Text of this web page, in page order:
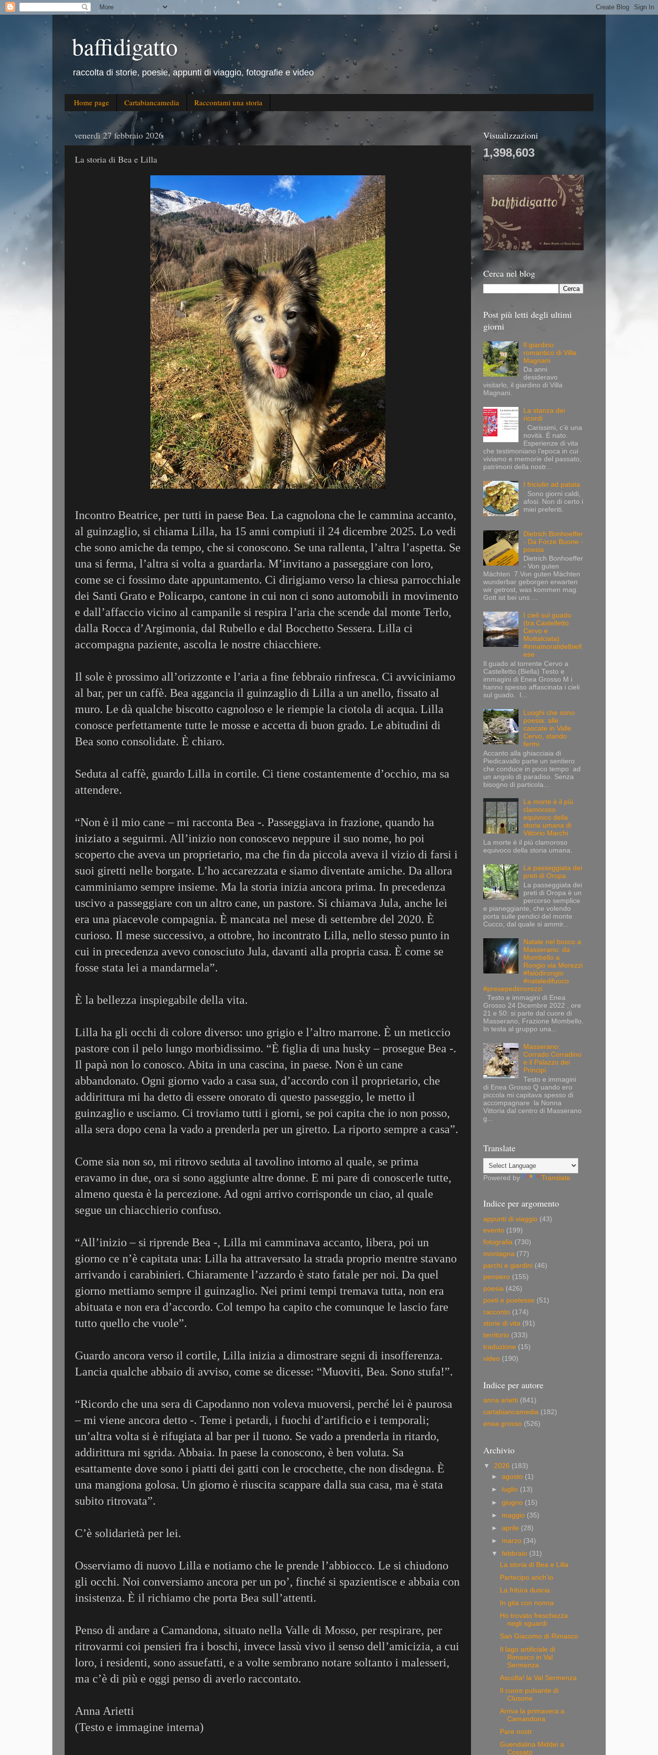
baffidigatto
raccolta di storie, poesie, appunti di viaggio, fotografie e video
Home page Cartabiancamedia Raccontami una storia
venerdì 27 febbraio 2026
La storia di Bea e Lilla
Incontro Beatrice, per tutti in paese Bea. La cagnolona che le cammina accanto,
al guinzaglio, si chiama Lilla, ha 15 anni compiuti il 24 dicembre 2025. Lo vedi
che sono amiche da tempo, che si conoscono. Se una rallenta, l’altra l’aspetta. Se
una si ferma, l’altra si volta a guardarla. M’invitano a passeggiare con loro,
come se ci fossimo date appuntamento. Ci dirigiamo verso la chiesa parrocchiale
dei Santi Grato e Policarpo, cantone in cui non ci sono automobili in movimento
e dall’affaccio vicino al campanile si respira l’aria che scende dal monte Terlo,
dalla Rocca d’Argimonia, dal Rubello e dal Bocchetto Sessera. Lilla ci
accompagna paziente, ascolta le nostre chiacchiere.
Il sole è prossimo all’orizzonte e l’aria a fine febbraio rinfresca. Ci avviciniamo
al bar, per un caffè. Bea aggancia il guinzaglio di Lilla a un anello, fissato al
muro. Le dà qualche biscotto cagnoloso e le riempie la ciotola di acqua. Lilla
conosce perfettamente tutte le mosse e accetta di buon grado. Le abitudini di
Bea sono consolidate. È chiaro.
Seduta al caffè, guardo Lilla in cortile. Ci tiene costantemente d’occhio, ma sa
attendere.
“Non è il mio cane – mi racconta Bea -. Passeggiava in frazione, quando ha
iniziato a seguirmi. All’inizio non conoscevo neppure il suo nome, ho poi
scoperto che aveva un proprietario, ma che fin da piccola aveva il vizio di farsi i
suoi giretti nelle borgate. L’ho accarezzata e siamo diventate amiche. Da allora
camminiamo sempre insieme. Ma la storia inizia ancora prima. In precedenza
uscivo a passeggiare con un altro cane, un pastore. Si chiamava Jula, anche lei
era una piacevole compagnia. È mancata nel mese di settembre del 2020. È
curioso. Il mese successivo, a ottobre, ho incontrato Lilla, nello stesso punto in
cui in precedenza avevo conosciuto Jula, davanti alla propria casa. È come se
fosse stata lei a mandarmela”.
È la bellezza inspiegabile della vita.
Lilla ha gli occhi di colore diverso: uno grigio e l’altro marrone. È un meticcio
pastore con il pelo lungo morbidissimo. “È figlia di una husky – prosegue Bea -.
Il papà non lo conosco. Abita in una cascina, in paese. Non è un cane
abbandonato. Ogni giorno vado a casa sua, d’accordo con il proprietario, che
addirittura mi ha detto di essere onorato di questo passeggio, le metto il
guinzaglio e usciamo. Ci troviamo tutti i giorni, se poi capita che io non posso,
alla sera dopo cena la vado a prenderla per un giretto. La riporto sempre a casa”.
Come sia non so, mi ritrovo seduta al tavolino intorno al quale, se prima
eravamo in due, ora si sono aggiunte altre donne. E mi pare di conoscerle tutte,
almeno questa è la percezione. Ad ogni arrivo corrisponde un ciao, al quale
segue un chiacchierio confuso.
“All’inizio – si riprende Bea -, Lilla mi camminava accanto, libera, poi un
giorno ce n’è capitata una: Lilla ha attraversato la strada proprio mentre stavano
arrivando i carabinieri. Chiaramente l’azzardo è stato fatale per noi. Da quel
giorno mettiamo sempre il guinzaglio. Nei primi tempi tremava tutta, non era
abituata e non era d’accordo. Col tempo ha capito che comunque le lascio fare
tutto quello che vuole”.
Guardo ancora verso il cortile, Lilla inizia a dimostrare segni di insofferenza.
Lancia qualche abbaio di avviso, come se dicesse: “Muoviti, Bea. Sono stufa!”.
“Ricordo che una sera di Capodanno non voleva muoversi, perché lei è paurosa
– mi viene ancora detto -. Teme i petardi, i fuochi d’artificio e i temporali;
un’altra volta si è rifugiata al bar per il tuono. Se vado a prenderla in ritardo,
addirittura mi sgrida. Abbaia. In paese la conoscono, è ben voluta. Sa
esattamente dove sono i piatti dei gatti con le crocchette, che non disdegna. È
una mangiona golosa. Un giorno è riuscita scappare dalla sua casa, ma è stata
subito ritrovata”.
C’è solidarietà per lei.
Osserviamo di nuovo Lilla e notiamo che le prende l’abbiocco. Le si chiudono
gli occhi. Noi conversiamo ancora per un po’, finché si spazientisce e abbaia con
insistenza. È il richiamo che porta Bea sull’attenti.
Penso di andare a Camandona, situato nella Valle di Mosso, per respirare, per
ritrovarmi coi pensieri fra i boschi, invece lassù vivo il senso dell’amicizia, a cui
loro, i residenti, sono assuefatti, e a volte sembrano notare soltanto i malesseri,
ma c’è di più e oggi penso di averlo raccontato.
Anna Arietti
(Testo e immagine interna)
Visualizzazioni
1,398,603
Cerca nel blog
Post più letti degli ultimi
giorni
Il giardino
romantico di Villa
Magnani
Da anni
desideravo
visitarlo, il giardino di Villa
Magnani.
La stanza dei
ricordi
Carissimi, c’è una
novità. È nato.
Esperienze di vita
che testimoniano l’epoca in cui
viviamo e memorie del passato,
patrimoni della nostr...
I friciulin ad patata
Sono giorni caldi,
afosi. Non di certo i
miei preferiti.
Dietrich Bonhoeffer
- Da Forze Buone -
poesia
Dietrich Bonhoeffer
- Von guten
Mächten 7.Von guten Mächten
wunderbar geborgen erwarten
wir getrost, was kommen mag.
Gott ist bei uns ...
I cieli sul guado
(tra Castelletto
Cervo e
Mottalciata)
#innamoratidelbiell
ese
Il guado al torrente Cervo a
Castelletto.(Biella) Testo e
immagini di Enea Grosso M i
hanno spesso affascinata i cieli
sul guado. I...
Luoghi che sono
poesia: alle
cascate in Valle
Cervo, stando
fermi.
Accanto alla ghiacciaia di
Piedicavallo parte un sentiero
che conduce in poco tempo ad
un angolo di paradiso. Senza
bisogno di particola...
La morte è il più
clamoroso
equivoco della
storia umana di
Vittorio Marchi
La morte è il più clamoroso
equivoco della storia umana.
La passeggiata dei
preti di Oropa
La passeggiata dei
preti di Oropa è un
percorso semplice
e pianeggiante, che volendo
porta sulle pendici del monte
Cucco, dal quale si ammir...
Natale nel bosco a
Masserano: da
Mombello a
Rongio via Morezzi
#falòdirongio
#nataledifuoco
#presepedimorezzi
Testo e immagini di Enea
Grosso 24 Dicembre 2022 , ore
21 e 50: si parte dal cuore di
Masserano, Frazione Mombello.
In testa al gruppo una...
Masserano:
Corrado Corradino
e il Palazzo dei
Principi.
Testo e immagini
di Enea Grosso Q uando ero
piccola mi capitava spesso di
accompagnare la Nonna
Vittoria dal centro di Masserano
g...
Translate
Powered by Translate
Indice per argomento
appunti di viaggio (43)
evento (199)
fotografia (730)
montagna (77)
parchi e giardini (46)
pensiero (155)
poesia (426)
poeti e poetesse (51)
racconto (174)
storie di vita (91)
territorio (333)
traduzione (15)
video (190)
Indice per autore
anna arietti (841)
cartabiancamedia (182)
enea grosso (526)
Archivio
▼ 2026 (183)
►agosto (1)
►
luglio (13)
►giugno (15)
► maggio (35)
►aprile (28)
► marzo (34)
▼febbraio (31)
La storia di Bea e Lilla
Partecipo anch'io
La fritüra duscia
In gita con nonna
Ho trovato freschezza
negli sguardi
San Giacomo di Rimasco
Il lago artificiale di
Rimasco in Val
Sermenza
Ascolta! la Val Sermenza
Il cuore pulsante di
Clusone
Arriva la primavera a
Camandona
Pare nostr
Guendalina Middei a
Cossato